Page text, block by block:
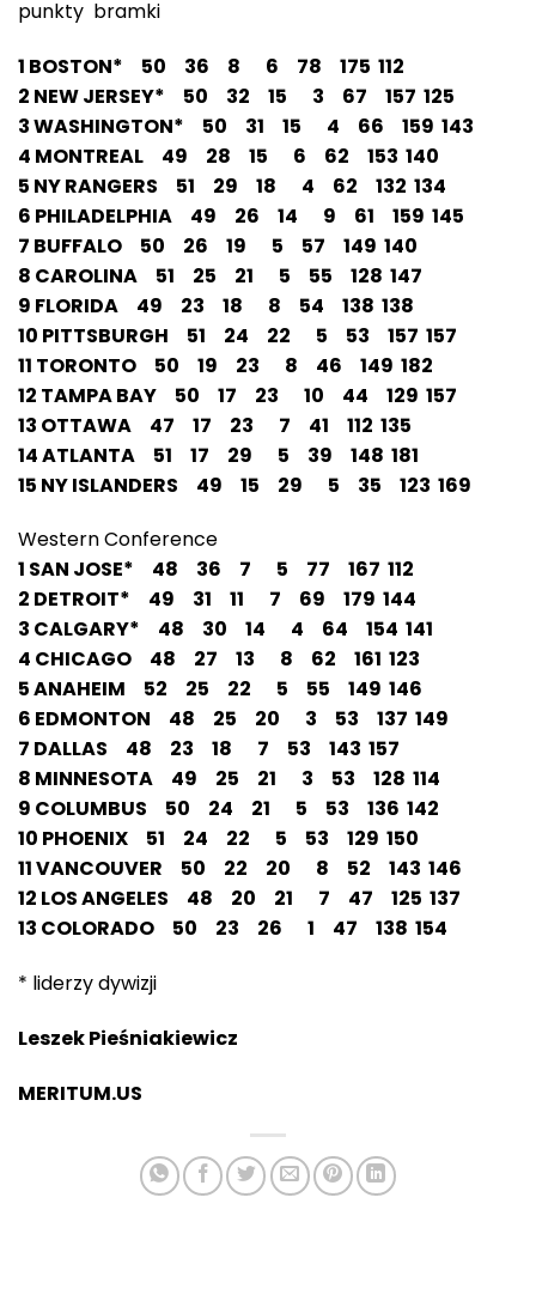
punkty bramki
1 BOSTON* 50 36 8 6 78 175 112
2 NEW JERSEY* 50 32 15 3 67 157 125
3 WASHINGTON* 50 31 15 4 66 159 143
4 MONTREAL 49 28 15 6 62 153 140
5 NY RANGERS 51 29 18 4 62 132 134
6 PHILADELPHIA 49 26 14 9 61 159 145
7 BUFFALO 50 26 19 5 57 149 140
8 CAROLINA 51 25 21 5 55 128 147
9 FLORIDA 49 23 18 8 54 138 138
10 PITTSBURGH 51 24 22 5 53 157 157
11 TORONTO 50 19 23 8 46 149 182
12 TAMPA BAY 50 17 23 10 44 129 157
13 OTTAWA 47 17 23 7 41 112 135
14 ATLANTA 51 17 29 5 39 148 181
15 NY ISLANDERS 49 15 29 5 35 123 169
Western Conference
1 SAN JOSE* 48 36 7 5 77 167 112
2 DETROIT* 49 31 11 7 69 179 144
3 CALGARY* 48 30 14 4 64 154 141
4 CHICAGO 48 27 13 8 62 161 123
5 ANAHEIM 52 25 22 5 55 149 146
6 EDMONTON 48 25 20 3 53 137 149
7 DALLAS 48 23 18 7 53 143 157
8 MINNESOTA 49 25 21 3 53 128 114
9 COLUMBUS 50 24 21 5 53 136 142
10 PHOENIX 51 24 22 5 53 129 150
11 VANCOUVER 50 22 20 8 52 143 146
12 LOS ANGELES 48 20 21 7 47 125 137
13 COLORADO 50 23 26 1 47 138 154
* liderzy dywizji
Leszek Pieśniakiewicz
MERITUM.US